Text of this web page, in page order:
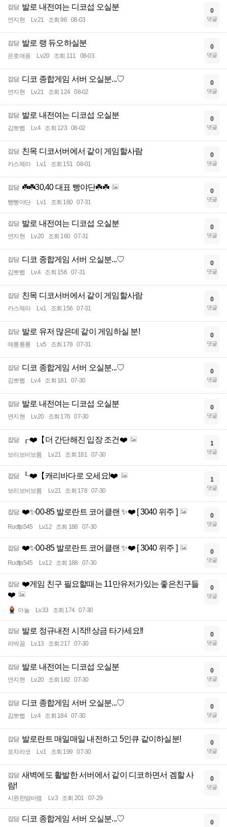
잡담 발로 내전여는 디코섭 오실분
연지현 Lv.21 조회 96 08-03
0
댓글
잡담 발로 랭 듀오하실분
은호애옹 Lv.20 조회 111 08-03
0
댓글
잡담 디코 종합게임 서버 오실분...♡
연지현 Lv.21 조회 124 08-02
0
댓글
잡담 발로 내전여는 디코섭 오실분
김뽀삡 Lv.4 조회 123 08-02
0
댓글
잡담 친목 디코서버에서 같이 게임할사람
카스체라 Lv.1 조회 151 08-01
0
댓글
잡담 ☘️☘️30,40 대표 빵야단☘️☘️
빵빵야단 Lv.1 조회 160 07-31
0
댓글
잡담 발로 내전여는 디코섭 오실분
연지현 Lv.20 조회 160 07-31
0
댓글
잡담 디코 종합게임 서버 오실분...♡
김뽀삡 Lv.4 조회 156 07-31
0
댓글
잡담 친목 디코서버에서 같이 게임할사람
카스체라 Lv.1 조회 156 07-31
0
댓글
잡담 발로 유저 많은데 같이 게임하실 분!
메롱롱롱 Lv.5 조회 178 07-31
0
댓글
잡담 디코 종합게임 서버 오실분...♡
김뽀삡 Lv.4 조회 181 07-30
0
댓글
잡담 발로 내전여는 디코섭 오실분
연지현 Lv.20 조회 176 07-30
0
댓글
잡담 ┎❤️【더 간단해진 입장 조건❤️
보리보비보름 Lv.21 조회 181 07-30
1
댓글
잡담 ┖❤️【캐리바다로 오세요!❤️
보리보비보름 Lv.21 조회 178 07-30
1
댓글
잡담 ❤️✨00-85 발로란트 코어클랜 ✨❤️ [ 3040 위주 ]
Rudtjs545 Lv.12 조회 188 07-30
0
댓글
잡담 ❤️✨00-85 발로란트 코어클랜 ✨❤️ [ 3040 위주 ]
Rudtjs545 Lv.12 조회 188 07-30
0
댓글
잡담 ❤️게임 친구 필요할때는 11만유저가있는 좋은친구들
❤️
아놀 Lv.33 조회 174 07-30
0
댓글
잡담 발로 정규내전 시작!! 상금 타가세요!!
라박꼼 Lv.13 조회 217 07-30
0
댓글
잡담 발로 내전여는 디코섭 오실분
연지현 Lv.20 조회 182 07-30
0
댓글
잡담 디코 종합게임 서버 오실분...♡
김뽀삡 Lv.4 조회 184 07-30
0
댓글
잡담 발로란트 매일매일 내전하고 5인큐 같이하실분!
포차라코 Lv.1 조회 199 07-30
0
댓글
잡담 새벽에도 활발한 서버에서 같이 디코하면서 겜할 사
람!
시원한밤바램 Lv.3 조회 201 07-29
0
댓글
잡담 디코 종합게임 서버 오실분...♡ 0